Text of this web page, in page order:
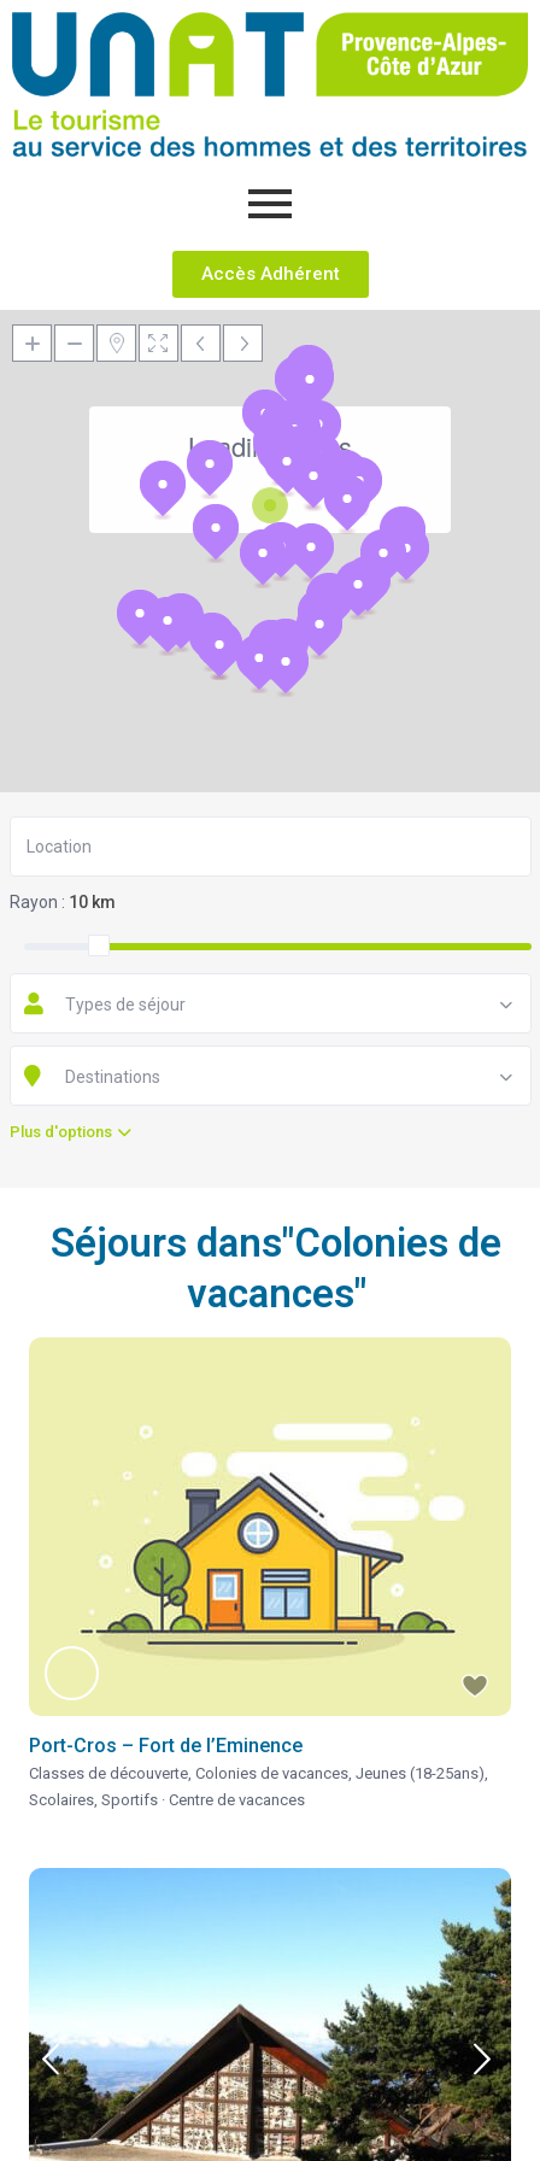
Accès Adhérent
Loading Maps
Rayon : 10 km
Types de séjour
Destinations
Plus d'options
Séjours dans"Colonies de
vacances"
Port-Cros – Fort de l’Eminence
Classes de découverte Colonies de vacances Jeunes (18-25ans)
Scolaires Sportifs · Centre de vacances